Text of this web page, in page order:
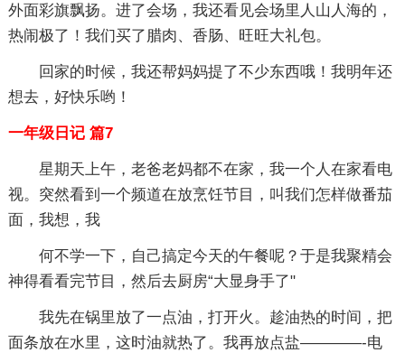
外面彩旗飘扬。进了会场，我还看见会场里人山人海的，
热闹极了！我们买了腊肉、香肠、旺旺大礼包。
回家的时候，我还帮妈妈提了不少东西哦！我明年还
想去，好快乐哟！
一年级日记 篇7
星期天上午，老爸老妈都不在家，我一个人在家看电
视。突然看到一个频道在放烹饪节目，叫我们怎样做番茄
面，我想，我
何不学一下，自己搞定今天的午餐呢？于是我聚精会
神得看看完节目，然后去厨房“大显身手了"
我先在锅里放了一点油，打开火。趁油热的时间，把
面条放在水里，这时油就热了。我再放点盐————-电